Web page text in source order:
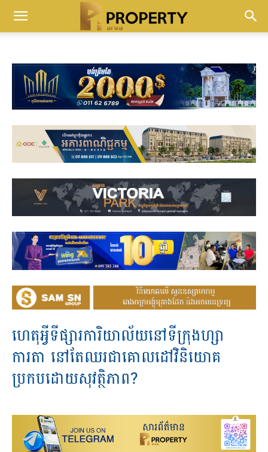
ហេតុអ្វីទីផ្សារការិយាល័យនៅទីក្រុងហ្សា
ការតា នៅតែឈរជាគោលដៅវិនិយោគ
ប្រកបដោយសុវត្ថិភាព?